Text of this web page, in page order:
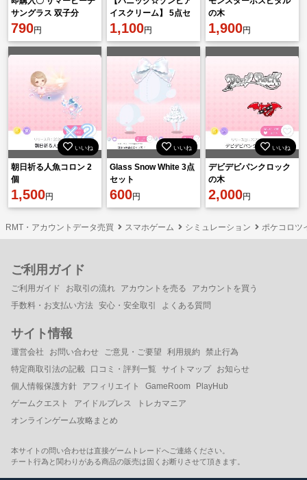
サングラス 双子分
790円
イスクリーム】 5点セ
ット
1,100円
の木
1,900円
いいね
朝日祈る人魚コロン 2
個
1,500円
いいね
Glass Snow White 3点
セット
600円
いいね
デビデビパンクロック
の木
2,000円
RMT・アカウントデータ売買 スマホゲーム シミュレーション ポケコロツ
ご利用ガイド
ご利用ガイド お取引の流れ アカウントを売る
アカウントを買う
手数料・お支払い方法 安心・安全取引 よくある質問
サイト情報
運営会社 お問い合わせ ご意見・ご要望 利用規約
禁止行為
特定商取引法の記載
口コミ・評判一覧 サイトマップ
お知らせ
個人情報保護方針
アフィリエイト GameRoom
PlayHub
ゲームクエスト
アイドルプレス
トレカマニア
オンラインゲーム攻略まとめ
本サイトの問い合わせは直接ゲームトレードへご連絡ください。
チート行為と関わりがある商品の販売は固くお断りさせて頂きます。